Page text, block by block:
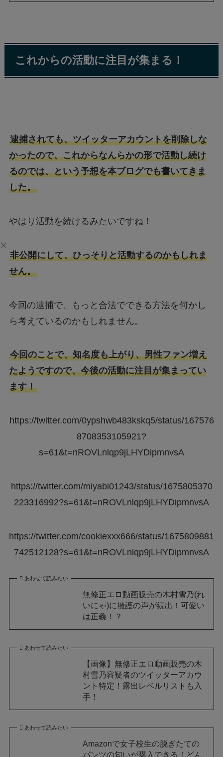
これからの活動に注目が集まる！
逮捕されても、ツイッターアカウントを削除しな
かったので、これからなんらかの形で活動し続け
るのでは、という予想を本ブログでも書いてきま
した。
やはり活動を続けるみたいですね！
非公開にして、ひっそりと活動するのかもしれま
せん。
今回の逮捕で、もっと合法でできる方法を何かし
ら考えているのかもしれません。
今回のことで、知名度も上がり、男性ファン増え
たようですので、今後の活動に注目が集まってい
ます！
https://twitter.com/0ypshwb483kskq5/status/167576
8708353105921?
s=61&t=nROVLnlqp9jLHYDipmnvsA
https://twitter.com/miyabi01243/status/1675805370
223316992?s=61&t=nROVLnlqp9jLHYDipmnvsA
https://twitter.com/cookiexxx666/status/1675809881
742512128?s=61&t=nROVLnlqp9jLHYDipmnvsA
あわせて読みたい
無修正エロ動画販売の木村雪乃(れ
いにゃ)に擁護の声が続出！可愛い
は正義！？
あわせて読みたい
【画像】無修正エロ動画販売の木
村雪乃容疑者のツイッターアカウ
ント特定！露出レベルリストも入
手！
あわせて読みたい
Amazonで女子校生の脱ぎたての
パンツの匂いが購入できる！どん